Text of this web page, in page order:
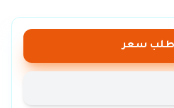
طلب سعر